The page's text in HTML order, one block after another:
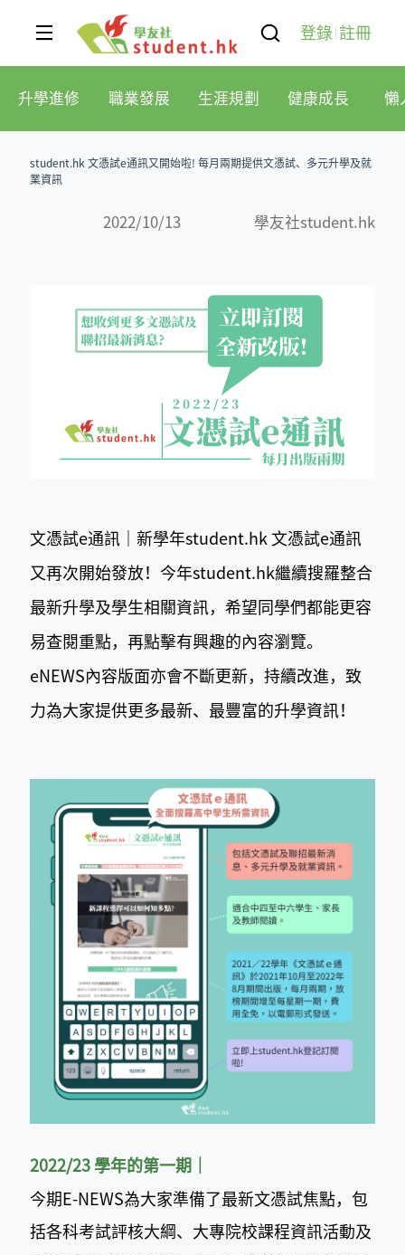
登錄 註冊
升學進修 職業發展 生涯規劃 健康成長 懶
student.hk 文憑試e通訊又開始啦! 每月兩期提供文憑試、多元升學及就
業資訊
2022/10/13 學友社student.hk
文憑試e通訊｜新學年student.hk 文憑試e通訊
又再次開始發放！今年student.hk繼續搜羅整合
最新升學及學生相關資訊，希望同學們都能更容
易查閱重點，再點擊有興趣的內容瀏覽。
eNEWS內容版面亦會不斷更新，持續改進，致
力為大家提供更多最新、最豐富的升學資訊！
2022/23 學年的第一期｜
今期E-NEWS為大家準備了最新文憑試焦點，包
括各科考試評核大綱、大專院校課程資訊活動及